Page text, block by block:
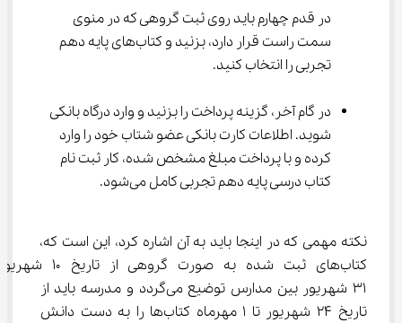
در قدم چهارم باید روی ثبت گروهی که در منوی
سمت راست قرار دارد، بزنید و کتاب‌های پایه دهم
تجربی را انتخاب کنید.
در گام آخر، گزینه پرداخت را بزنید و وارد درگاه بانکی
شوید. اطلاعات کارت بانکی عضو شتاب خود را وارد
کرده و با پرداخت مبلغ مشخص شده، کار ثبت نام
کتاب درسی پایه دهم تجربی کامل می‌شود.
نکته مهمی که در اینجا باید به آن اشاره کرد، این است که،
کتاب‌های ثبت شده به صورت گروهی
۳۱ شهریور بین مدارس توضیع می‌گردد و مدرسه باید از
تاریخ ۲۴ شهریور تا ۱ مهرماه کتاب‌ها را به دست دانش